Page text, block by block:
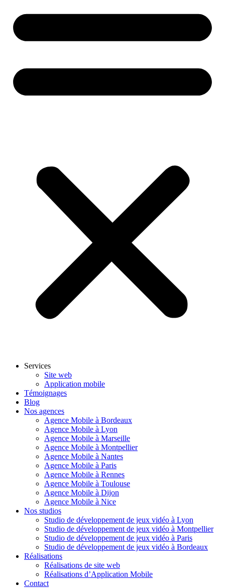
Services
Site web
Application mobile
Témoignages
Blog
Nos agences
Agence Mobile à Bordeaux
Agence Mobile à Lyon
Agence Mobile à Marseille
Agence Mobile à Montpellier
Agence Mobile à Nantes
Agence Mobile à Paris
Agence Mobile à Rennes
Agence Mobile à Toulouse
Agence Mobile à Dijon
Agence Mobile à Nice
Nos studios
Studio de développement de jeux vidéo à Lyon
Studio de développement de jeux vidéo à Montpellier
Studio de développement de jeux vidéo à Paris
Studio de développement de jeux vidéo à Bordeaux
Réalisations
Réalisations de site web
Réalisations d’Application Mobile
Contact